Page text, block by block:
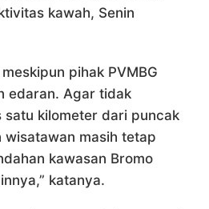
kawah, Senin
pihak PVMBG
edaran. Agar tidak
satu kilometer dari puncak
wisatawan masih tetap
kawasan Bromo
katanya.